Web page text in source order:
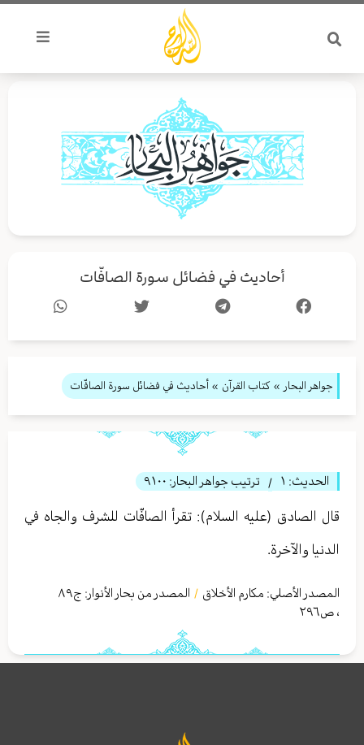
تخطي
المحتوى
أحاديث في فضائل سورة الصافّات
جواهر البحار » كتاب القرآن » أحاديث في فضائل سورة الصافّات
الحديث: ١ / ترتيب جواهر البحار: ٩١٠٠
قال الصادق (عليه السلام): تقرأ الصافّات للشرف والجاه في
الدنيا والآخرة.
المصدر الأصلي: مكارم الأخلاق / المصدر من بحار الأنوار: ج٨٩
، ص٢٩٦